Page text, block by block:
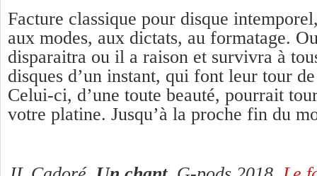
Facture classique pour disque
aux modes, aux dictats, au formatage.
disparaitra ou il a raison et survivra à
disques d’un instant, qui font leur tour
Celui-ci, d’une toute beauté, pourrait
votre platine. Jusqu’à la proche fin du